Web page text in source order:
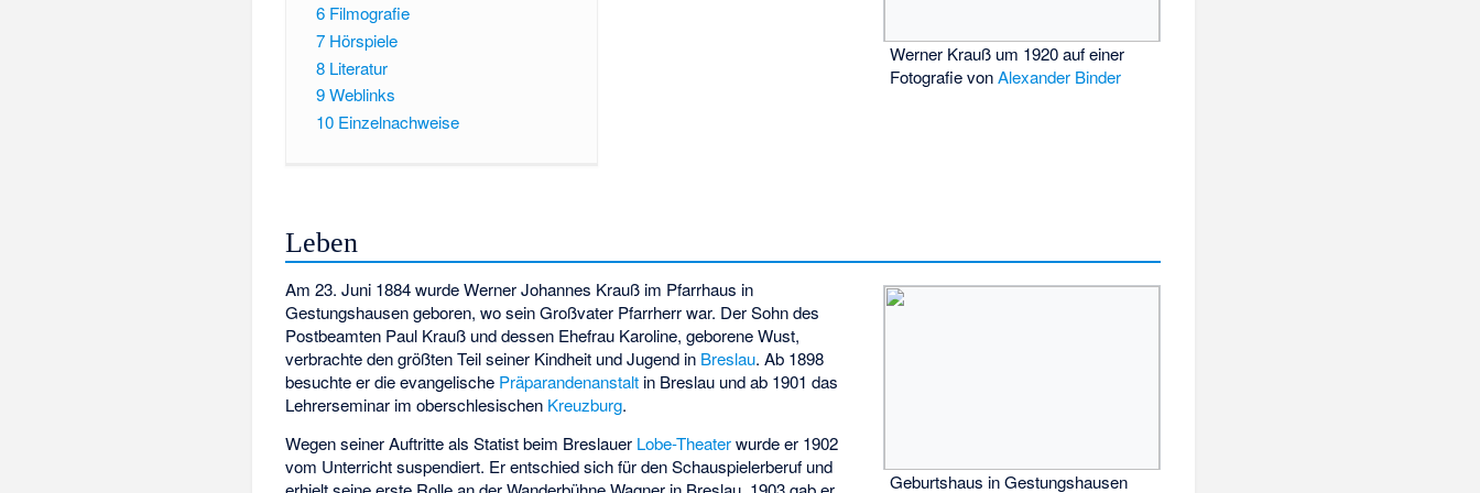
Werner Krauß um 1920 auf einer
Fotografie vonAlexander Binder
6 Filmografie
7 Hörspiele
8 Literatur
9Weblinks
10 Einzelnachweise
Leben
Geburtshaus in Gestungshausen
Am 23. Juni 1884 wurde Werner Johannes Krauß im Pfarrhaus in
Gestungshausen geboren, wo sein Großvater Pfarrherr war. Der Sohn des
Postbeamten Paul Krauß und dessen Ehefrau Karoline, geborene Wust,
verbrachte den größten Teil seiner Kindheit und Jugend in Breslau. Ab 1898
besuchte er die evangelische Präparandenanstalt in Breslau und ab 1901 das
Lehrerseminar im oberschlesischen Kreuzburg.
Wegen seiner Auftritte als Statist beim Breslauer Lobe-Theaterwurde er 1902
vom Unterricht suspendiert. Er entschied sich für den Schauspielerberuf und